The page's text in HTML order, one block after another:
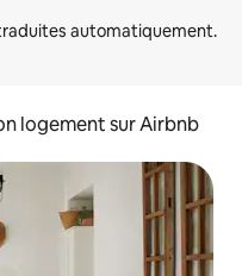
logement sur Airbnb